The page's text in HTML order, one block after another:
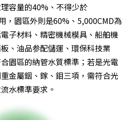
容量的40%、不得少於
，園區外則是60%、5,000CMD為
子材料、精密機械模具、船舶機
、油品参配儲運、環保科技業
園區的納管水質標準；若是光電
金屬銦、鎵、鉬三項，需符合光
水標準要求。